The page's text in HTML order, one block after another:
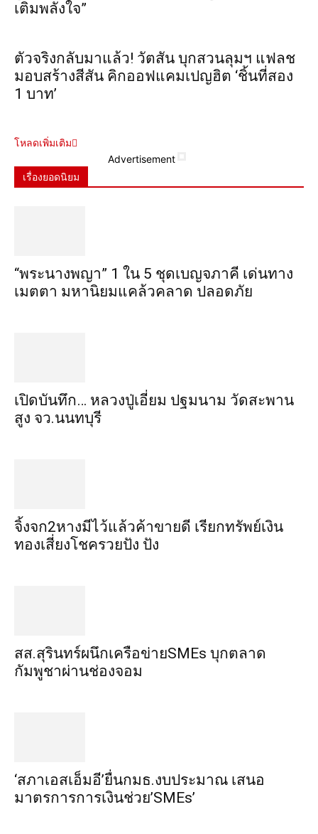
เติมพลังใจ”
ตัวจริงกลับมาแล้ว! วัตสัน บุกสวนลุมฯ แฟลช
มอบสร้างสีสัน คิกออฟแคมเปญฮิต ‘ชิ้นที่สอง
1 บาท’
โหลดเพิ่มเติม
Advertisement
เรื่องยอดนิยม
“พระ​นาง​พญา” 1 ใน 5​ ชุดเบญจ​ภาคี​ เด่นทาง
เมตตา​ มหา​นิยม​แคล้วคลาด​ ปลอดภัย​
เปิดบันทึก… หลวงปู่เอี่ยม ​ปฐม​นาม​ วัดสะพาน
สูง​ จว.นนทบุรี
จิ้งจก​2​หาง​มีไว้แล้ว​ค้าขาย​ดี​ เรียก​ทรัพย์เงิน
ทอง​เสี่ยงโชค​รวยปัง​ ปัง​
สส.สุรินทร์ผนึกเครือข่ายSMEs บุกตลาด
กัมพูชาผ่านช่องจอม
‘สภาเอสเอ็มอี’ยื่นกมธ.งบประมาณ เสนอ
มาตรการการเงินช่วย’SMEs’